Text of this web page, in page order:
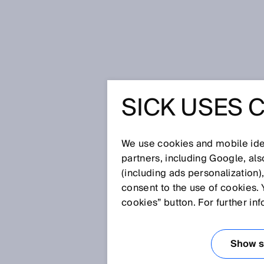
지속적인
도 엇나
2020. 11. 2.
정밀한 공정 결과를 얻기 위해
지하고, 마지막에 올바른 지점
레지스트레이션 센서또는
SICK USES
We use cookies and mobile
partners, including Google,
(including ads
consent to the use of cookies.
cookies” button. For further
Show